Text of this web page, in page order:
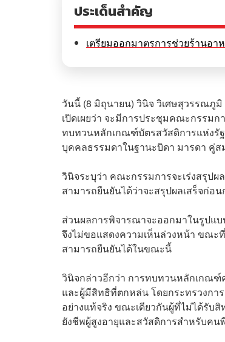
ประเด็นสำคัญ
เตรียมออกมาตรการช่วยร้านอา
วันนี้ (8 มิถุนายน) วินิจ วิเศษสุวรรณภู
เปิดเผยว่า จะมีการประชุมคณะกรรมก
ทบทวนหลักเกณฑ์บัตรสวัสดิการแห่งรั
บุคคลธรรมดาในฐานะบิดา มารดา คู่ส
วินิจระบุว่า คณะกรรมการจะเร่งสรุป
สามารถยืนยันได้ว่าจะสรุปผลเสร็จก่อ
ส่วนผลการพิจารณาจะออกมาในรูปแ
จึงไม่ขอแสดงความเห็นล่วงหน้า ขณะ
สามารถยืนยันได้ในขณะนี้
วินิจกล่าวอีกว่า การทบทวนหลักเกณฑ์
และผู้มีสิทธิที่ตกหล่น โดยกระทรวงกา
อย่างแท้จริง ขณะเดียวกันผู้ที่ไม่ได้รับ
ยังชีพผู้สูงอายุและสวัสดิการสำหรับคน